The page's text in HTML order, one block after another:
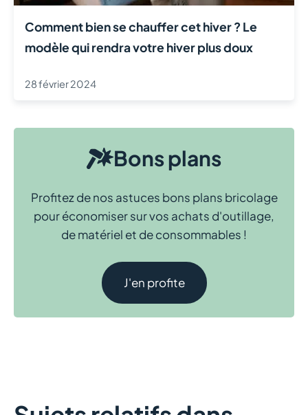
Comment bien se chauffer cet hiver ? Le
modèle qui rendra votre hiver plus doux
28 février 2024
Bons plans
Profitez de nos astuces bons plans bricolage
pour économiser sur vos achats d'outillage,
de matériel et de consommables !
J'en profite